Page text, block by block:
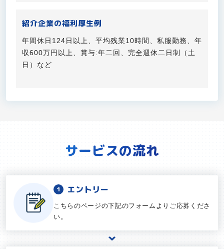
紹介企業の福利厚生例
年間休日124日以上、平均残業10時間、私服勤務、年
収600万円以上、賞与:年二回、完全週休二日制（土
日）など
サービスの流れ
エントリー
こちらのページの下記のフォームよりご応募くださ
い。